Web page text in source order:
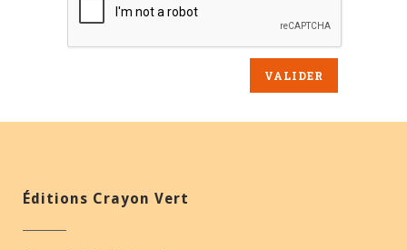
Éditions Crayon Vert